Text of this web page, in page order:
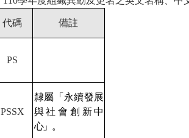
代碼 備註
PS
PSSX
隸屬「永續發展
與社會創新中
心」。